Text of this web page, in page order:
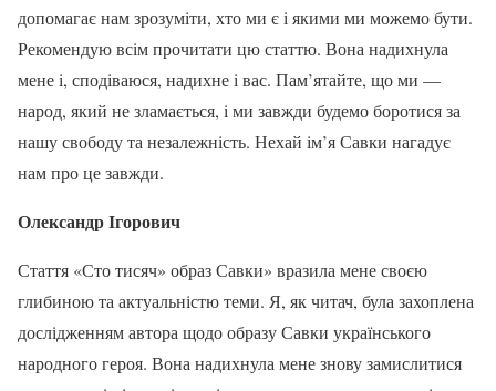
допомагає нам зрозуміти, хто ми є і якими ми можемо бути.
Рекомендую всім прочитати цю статтю. Вона надихнула
мене і, сподіваюся, надихне і вас. Пам’ятайте, що ми —
народ, який не зламається, і ми завжди будемо боротися за
нашу свободу та незалежність. Нехай ім’я Савки нагадує
нам про це завжди.
Олександр Ігорович
Стаття «Сто тисяч» образ Савки» вразила мене своєю
глибиною та актуальністю теми. Я, як читач, була захоплена
дослідженням автора щодо образу Савки українського
народного героя. Вона надихнула мене знову замислитися